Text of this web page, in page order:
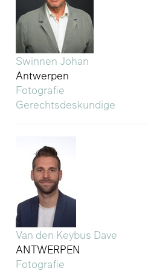
Swinnen Johan
Antwerpen
Fotografie
Gerechtsdeskundige
Van den Keybus Dave
ANTWERPEN
Fotografie